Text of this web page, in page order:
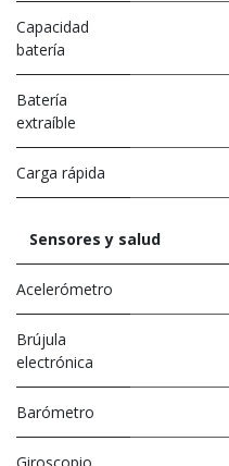
Capacidad
batería
Batería
extraíble
Carga rápida
Sensores y salud
Acelerómetro
Brújula
electrónica
Barómetro